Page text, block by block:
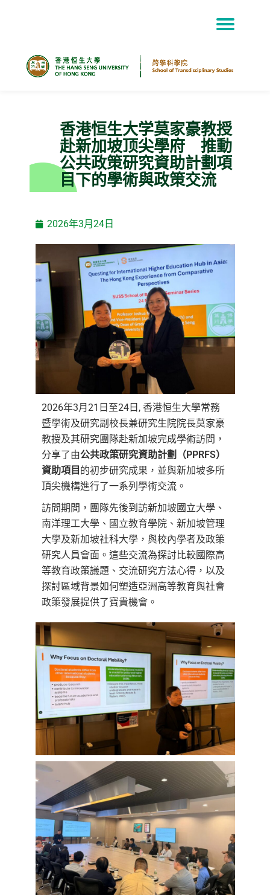
香港恒生大学莫家豪教授
赴新加坡顶尖學府 推動
公共政策研究資助計劃項
目下的學術與政策交流
2026年3月24日
2026年3月21日至24日, 香港恒生大學常務
暨學術及研究副校長兼研究生院院長莫家豪
教授及其研究團隊赴新加坡完成學術訪問，
分享了由公共政策研究資助計劃（PPRFS）
資助項目 的初步研究成果，並與新加坡多所
頂尖機構進行了一系列學術交流。
訪問期間，團隊先後到訪新加坡國立大學、
南洋理工大學、國立教育學院、新加坡管理
大學及新加坡社科大學，與校內學者及政策
研究人員會面。這些交流為探討比較國際高
等教育政策議題、交流研究方法心得，以及
探討區域背景如何塑造亞洲高等教育與社會
政策發展提供了寶貴機會。